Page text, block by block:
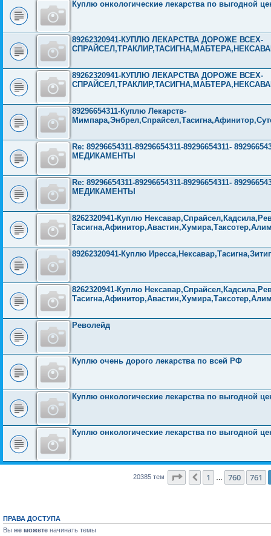
Куплю онкологические лекарства по выгодной
89262320941-КУПЛЮ ЛЕКАРСТВА ДОРОЖЕ ВСЕХ-
89262320941-КУПЛЮ ЛЕКАРСТВА ДОРОЖЕ ВСЕХ-
89296654311-Куплю Лекарств-
Re: 89296654311-89296654311-89296654311-
МЕДИКАМЕНТЫ
Re: 89296654311-89296654311-89296654311-
МЕДИКАМЕНТЫ
8262320941-Куплю
89262320941-Куплю
8262320941-Куплю
Револейд
Куплю очень дорого лекарства по всей РФ
Куплю онкологические лекарства по выгодной
Куплю онкологические лекарства по выгодной
20385 тем Страница 762из 816
Пред.
1 760 761
ПРАВА ДОСТУПА
Вы не можете начинать темы